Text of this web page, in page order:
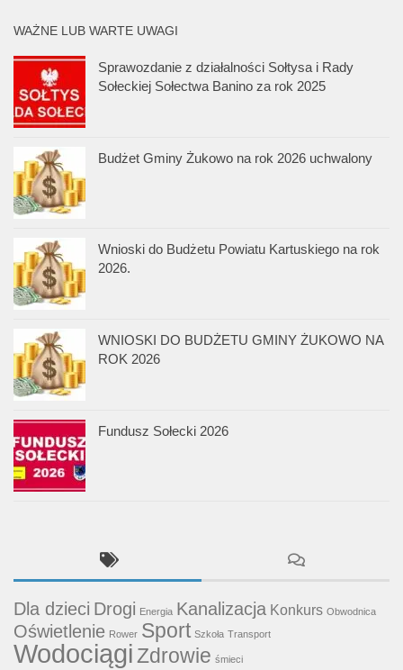
WAŻNE LUB WARTE UWAGI
Sprawozdanie z działalności Sołtysa i Rady
Sołeckiej Sołectwa Banino za rok 2025
Budżet Gminy Żukowo na rok 2026 uchwalony
Wnioski do Budżetu Powiatu Kartuskiego na rok
2026.
WNIOSKI DO BUDŻETU GMINY ŻUKOWO NA
ROK 2026
Fundusz Sołecki 2026
Dla dzieci Drogi Energia Kanalizacja Konkurs Obwodnica
Oświetlenie Rower Sport Szkoła Transport
WodociągiZdrowie śmieci